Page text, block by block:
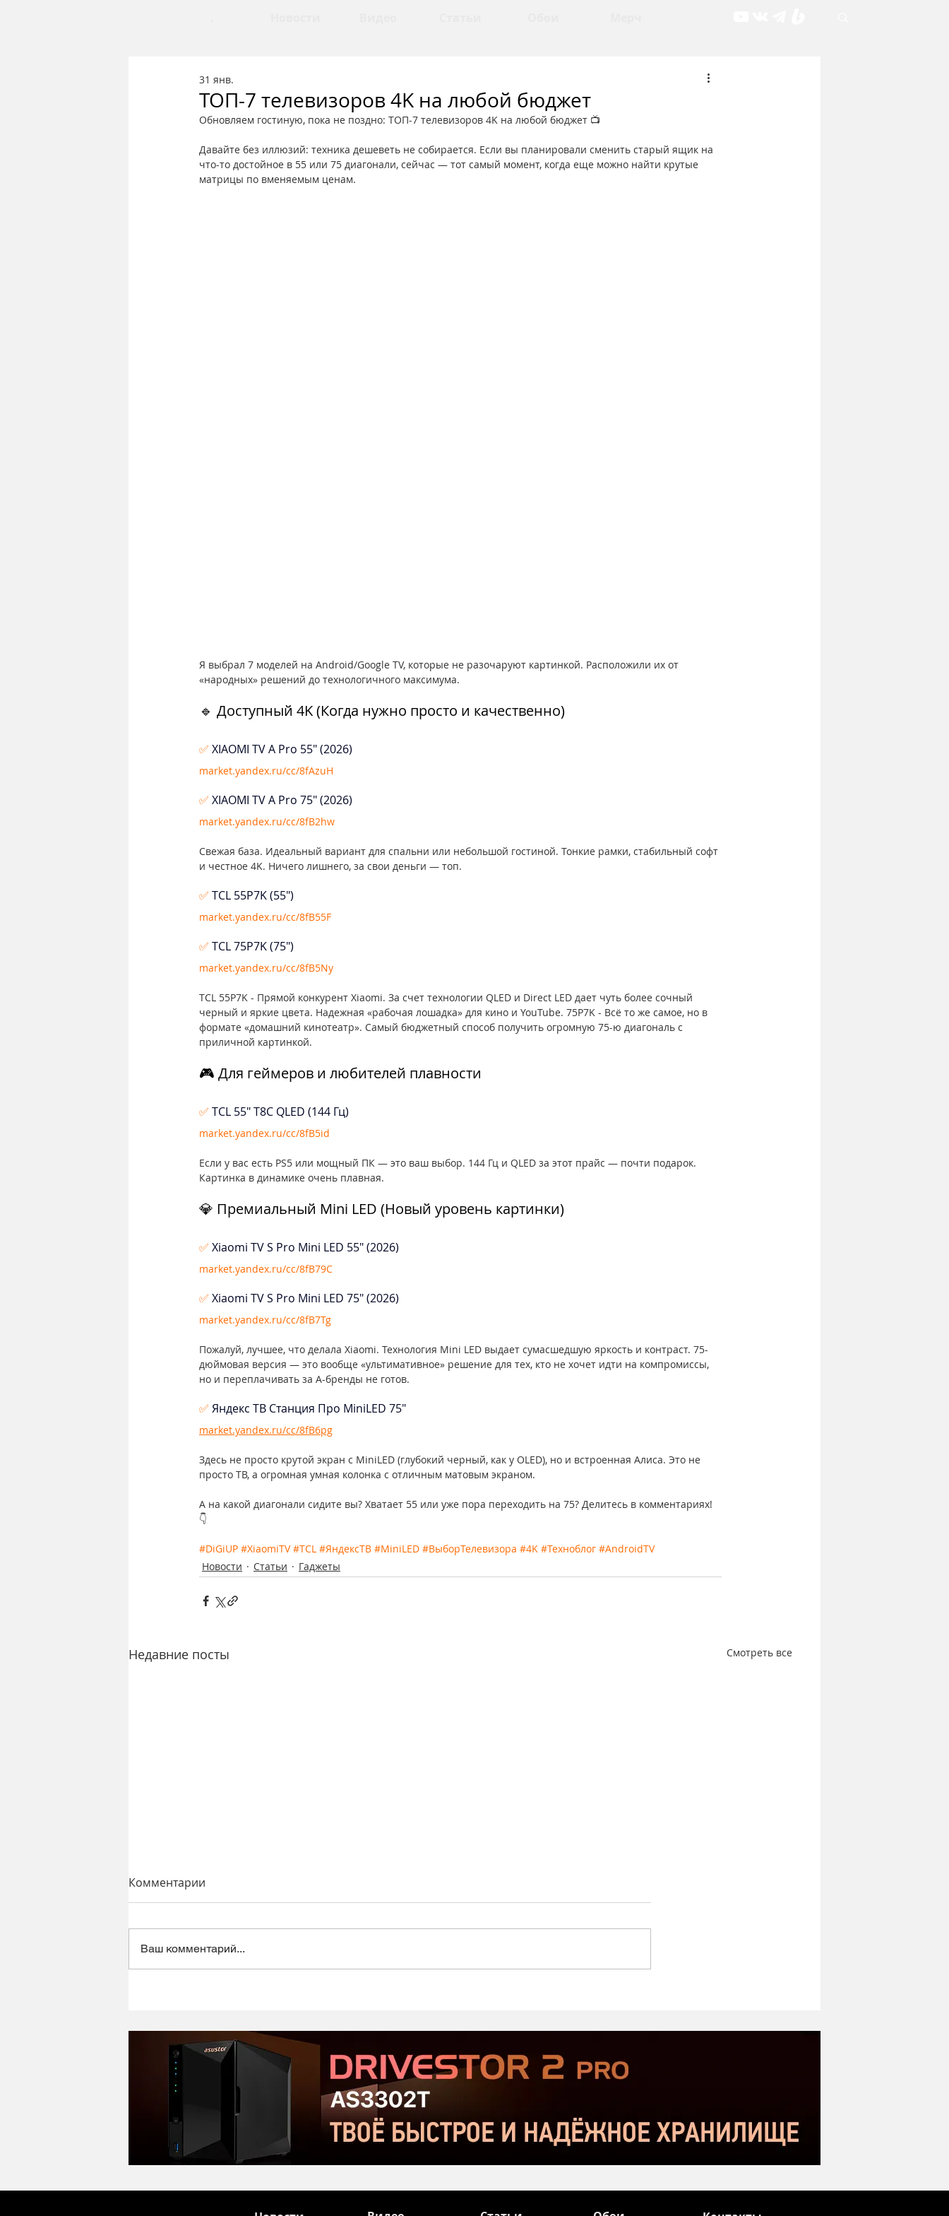
ТОП-7 телевизоров 4K на любой бюджет
31 янв.
Обновляем гостиную, пока не поздно: ТОП-7 телевизоров 4K на любой бюджет 📺
Давайте без иллюзий: техника дешеветь не собирается. Если вы планировали сменить старый ящик на
что-то достойное в 55 или 75 диагонали, сейчас — тот самый момент, когда еще можно найти крутые
матрицы по вменяемым ценам.
Я выбрал 7 моделей на Android/Google TV, которые не разочаруют картинкой. Расположили их от
«народных» решений до технологичного максимума.
🔹 Доступный 4K (Когда нужно просто и качественно)
✅ XIAOMI TV A Pro 55" (2026)
market.yandex.ru/cc/8fAzuH
✅ XIAOMI TV A Pro 75" (2026)
market.yandex.ru/cc/8fB2hw
Свежая база. Идеальный вариант для спальни или небольшой гостиной. Тонкие рамки, стабильный софт
и честное 4K. Ничего лишнего, за свои деньги — топ.
✅ TCL 55P7K (55")
market.yandex.ru/cc/8fB55F
✅ TCL 75P7K (75")
market.yandex.ru/cc/8fB5Ny
TCL 55P7K - Прямой конкурент Xiaomi. За счет технологии QLED и Direct LED дает чуть более сочный
черный и яркие цвета. Надежная «рабочая лошадка» для кино и YouTube. 75P7K - Всё то же самое, но в
формате «домашний кинотеатр». Самый бюджетный способ получить огромную 75-ю диагональ с
приличной картинкой.
🎮 Для геймеров и любителей плавности
✅ TCL 55" T8C QLED (144 Гц)
market.yandex.ru/cc/8fB5id
Если у вас есть PS5 или мощный ПК — это ваш выбор. 144 Гц и QLED за этот прайс — почти подарок.
Картинка в динамике очень плавная.
💎 Премиальный Mini LED (Новый уровень картинки)
✅ Xiaomi TV S Pro Mini LED 55" (2026)
market.yandex.ru/cc/8fB79C
✅ Xiaomi TV S Pro Mini LED 75" (2026)
market.yandex.ru/cc/8fB7Tg
Пожалуй, лучшее, что делала Xiaomi. Технология Mini LED выдает сумасшедшую яркость и контраст. 75-
дюймовая версия — это вообще «ультимативное» решение для тех, кто не хочет идти на компромиссы,
но и переплачивать за А-бренды не готов.
✅ Яндекс ТВ Станция Про MiniLED 75"
market.yandex.ru/cc/8fB6pg
Здесь не просто крутой экран с MiniLED (глубокий черный, как у OLED), но и встроенная Алиса. Это не
просто ТВ, а огромная умная колонка с отличным матовым экраном.
А на какой диагонали сидите вы? Хватает 55 или уже пора переходить на 75? Делитесь в комментариях!
👇
#DiGiUP #XiaomiTV #TCL #ЯндексТВ #MiniLED #ВыборТелевизора #4K #Техноблог #AndroidTV
Новости
Статьи Гаджеты
Недавние посты Смотреть все
микрофон в ретро корпусе
Serious Sam: Shatterverse в
бюджетном сегменте |
и Takstar SM-10
Комментарии
Ваш комментарий...